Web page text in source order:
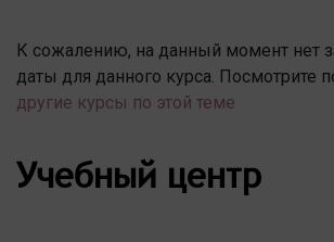
К сожалению, на данный момент нет
даты для данного курса. Посмотрите
другие курсы по этой теме
Учебный центр